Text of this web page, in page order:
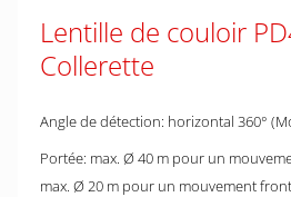
Lentille de couloir
Collerette
Angle de détection: horizontal 360°
Portée: max. Ø 40 m pour un
max. Ø 20 m pour un mouvement